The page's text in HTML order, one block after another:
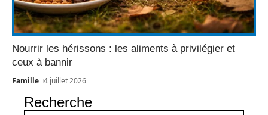
Nourrir les hérissons : les aliments à privilégier et
ceux à bannir
Famille 4 juillet 2026
Recherche